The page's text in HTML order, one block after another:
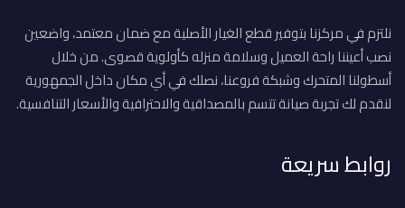
نلتزم في مركزنا بتوفير قطع الغيار الأصلية مع ضمان معتمد، واضعين
نصب أعيننا راحة العميل وسلامة منزله كأولوية قصوى. من خلال
أسطولنا المتحرك وشبكة فروعنا، نصلك في أي مكان داخل الجمهورية
لنقدم لك تجربة صيانة تتسم بالمصداقية والاحترافية والأسعار التنافسية.
روابط سريعة